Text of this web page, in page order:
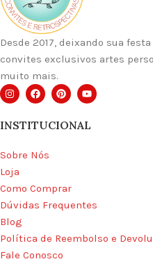
Desde 2017, deixando sua
convites exclusivos artes
muito mais.
INSTITUCIONAL
Sobre Nós
Loja
Como Comprar
Dúvidas Frequentes
Blog
Política de Reembolso e
Fale Conosco